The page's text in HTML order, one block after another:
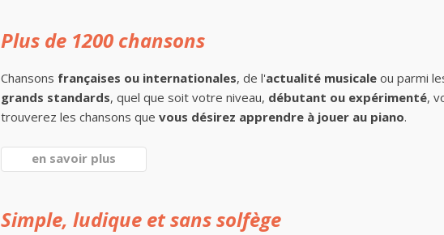
Plus de 1200 chansons
Chansons françaises ou internationales, de l'actualité musicale ou parmi
grands standards, quel que soit votre niveau, débutant ou expérimenté,
trouverez les chansons que vous désirez apprendre à jouer au piano.
en savoir plus
Simple, ludique et sans solfège